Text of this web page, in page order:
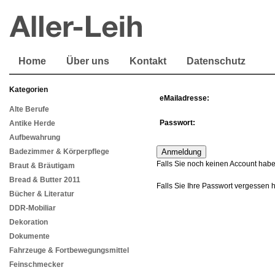
Home Über uns Kontakt Datenschutz
Kategorien
Alte Berufe
Antike Herde
Aufbewahrung
Badezimmer & Körperpflege
Braut & Bräutigam
Bread & Butter 2011
Bücher & Literatur
DDR-Mobiliar
Dekoration
Dokumente
Fahrzeuge & Fortbewegungsmittel
Feinschmecker
eMailadresse:
Passwort:
Falls Sie noch keinen Account
Falls Sie Ihre Passwort vergessen